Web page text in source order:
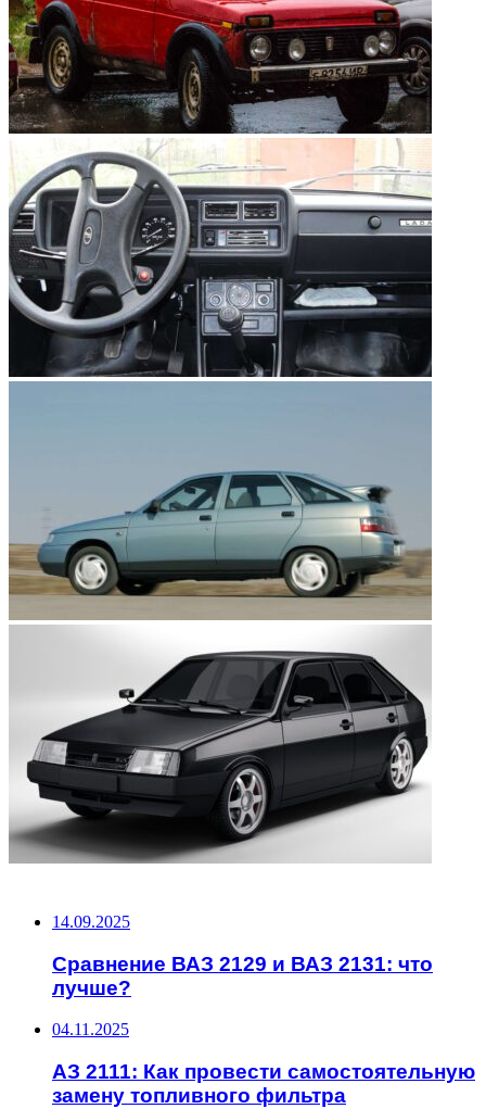
14.09.2025
Сравнение ВАЗ 2129 и ВАЗ 2131: что
лучше?
04.11.2025
АЗ 2111: Как провести самостоятельную
замену топливного фильтра